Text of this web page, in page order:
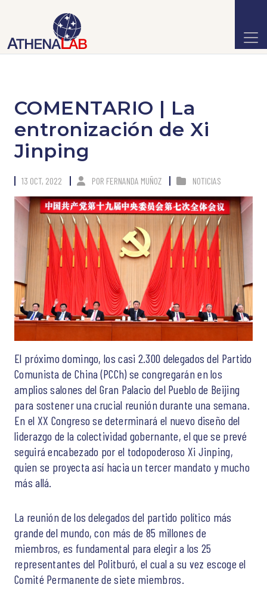
COMENTARIO | La
entronización de Xi
Jinping
13 OCT, 2022 POR FERNANDA MUÑOZ NOTICIAS
El próximo domingo, los casi 2.300 delegados del Partido
Comunista de China (PCCh) se congregarán en los
amplios salones del Gran Palacio del Pueblo de Beijing
para sostener una crucial reunión durante una semana.
En el XX Congreso se determinará el nuevo diseño del
liderazgo de la colectividad gobernante, el que se prevé
seguirá encabezado por el todopoderoso Xi Jinping,
quien se proyecta así hacia un tercer mandato y mucho
más allá.
La reunión de los delegados del partido político más
grande del mundo, con más de 85 millones de
miembros, es fundamental para elegir a los 25
representantes del Politburó, el cual a su vez escoge el
Comité Permanente de siete miembros.